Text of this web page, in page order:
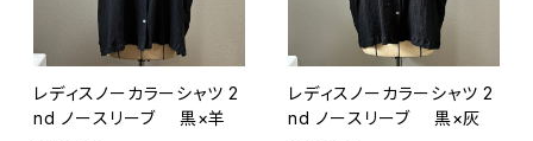
レディスノーカラーシャツ 2
nd ノースリーブ 黒×羊
レディスノーカラーシャツ 2
nd ノースリーブ 黒×灰